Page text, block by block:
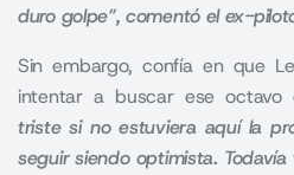
duro golpe”, comentó el ex-
Sin embargo, confía en que
intentar a buscar ese octavo
triste si no estuviera aquí la
seguir siendo optimista.